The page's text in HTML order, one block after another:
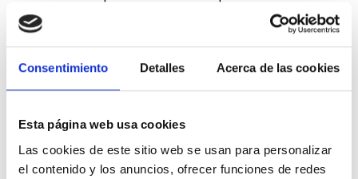
Consentimiento Detalles Acerca de las cookies
Esta página web usa cookies
Las cookies de este sitio web se usan para personalizar
el contenido y los anuncios, ofrecer funciones de redes
sociedad.
Mar Ugarte Ozcoidi ha expresado su gratitud por la
confianza depositada en ella y ha manifestado su
promover aún más la inclusión y la igualdad de